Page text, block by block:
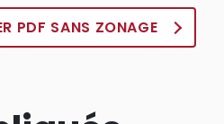
PDF SANS ZONAGE